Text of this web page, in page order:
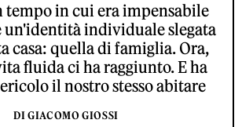
tempo in cui era impensabile
un'identità individuale slegata
casa: quella di famiglia. Ora,
fluida ci ha raggiunto. E ha
il nostro stesso abitare
DI GIACOMO GIOSSI